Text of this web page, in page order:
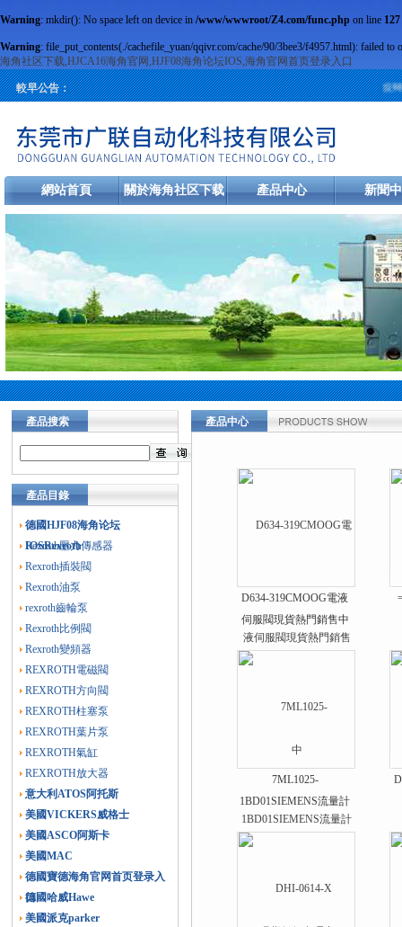
Warning: mkdir(): No space left on device in /www/wwwroot/Z4.com/func.php on line 127
Warning: file_put_contents(./cachefile_yuan/qqivr.com/cache/90/3bee3/f4957.html): failed
海角社区下载,HJCA16海角官网,HJF08海角论坛IOS,海角官网首页登录入口
較早公告： 旋轉編
網站首頁 關於海角社区下载 產品中心 新聞
產品搜索
產品目錄
德國HJF08海角论坛
IOSRexroth
Rexroth壓力傳感器
Rexroth插裝閥
Rexroth油泵
rexroth齒輪泵
Rexroth比例閥
Rexroth變頻器
REXROTH電磁閥
REXROTH方向閥
REXROTH柱塞泵
REXROTH葉片泵
REXROTH氣缸
REXROTH放大器
意大利ATOS阿托斯
美國VICKERS威格士
美國ASCO阿斯卡
美國MAC
德國寶德海角官网首页登录入
口
德國哈威Hawe
美國派克parker
產品中心
D634-319CMOOG電液
伺服閥現貨熱門銷售中
7ML1025-
1BD01SIEMENS流量計
現貨低價處理中